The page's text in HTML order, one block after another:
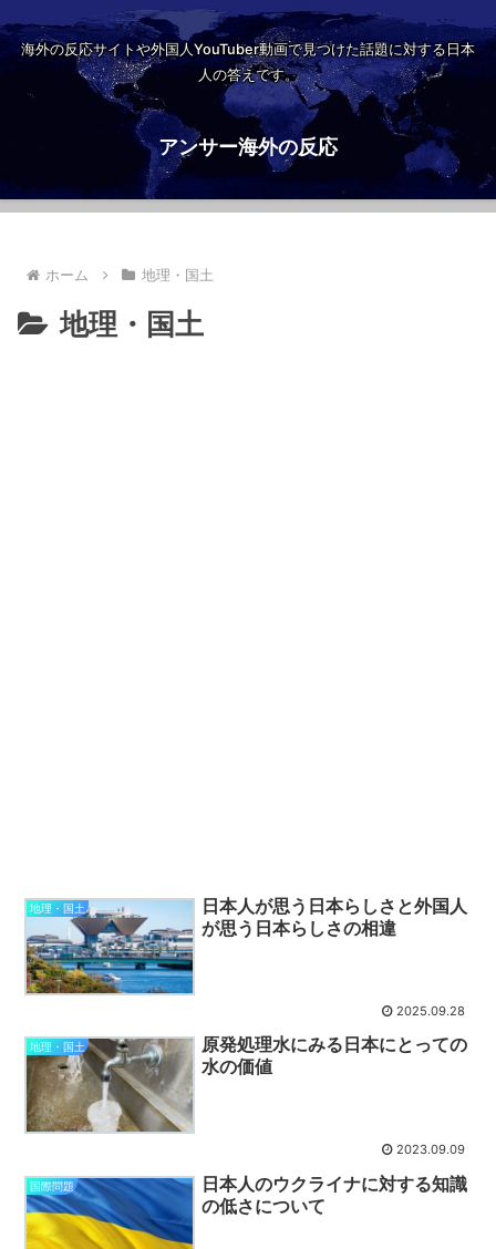
海外の反応サイトや外国人YouTuber動画で見つけた話題に対する日本
人の答えです。
アンサー海外の反応
ホーム 地理・国土
地理・国土
地理・国土
日本人が思う日本らしさと外国人
が思う日本らしさの相違
2025.09.28
地理・国土
原発処理水にみる日本にとっての
水の価値
2023.09.09
国際問題
日本人のウクライナに対する知識
の低さについて